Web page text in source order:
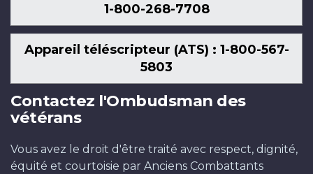
1-800-268-7708
Appareil téléscripteur (ATS) : 1-800-567-
5803
Contactez l'Ombudsman des
vétérans
Vous avez le droit d'être traité avec respect, dignité,
équité et courtoisie par Anciens Combattants